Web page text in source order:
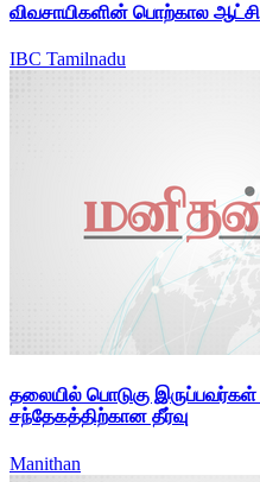
விவசாயிகளின் பொற்கால
IBC Tamilnadu
தலையில் பொடுகு
சந்தேகத்திற்கான தீர்வு
Manithan